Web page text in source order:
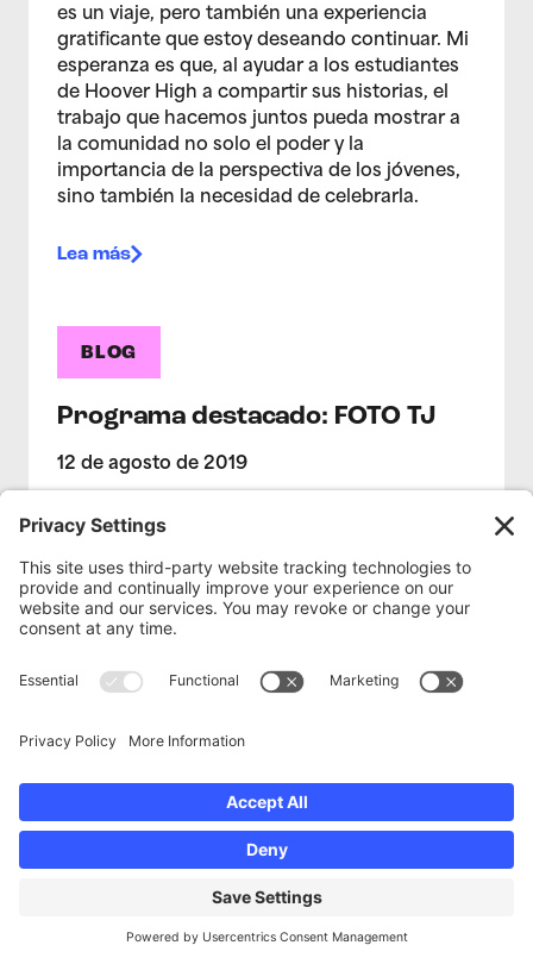
es un viaje, pero también una experiencia
gratificante que estoy deseando continuar. Mi
esperanza es que, al ayudar a los estudiantes
de Hoover High a compartir sus historias, el
trabajo que hacemos juntos pueda mostrar a
la comunidad no solo el poder y la
importancia de la perspectiva de los jóvenes,
sino también la necesidad de celebrarla.
Lea más
BLOG
Programa destacado: FOTO TJ
12 de agosto de 2019
este concepto de Tijuana y San Diego como
una región... una región donde hay más
puntos en común que diferencias".
Lea más